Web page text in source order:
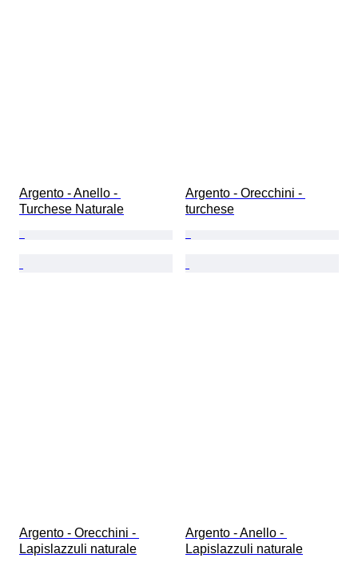
Argento - Anello -
Turchese Naturale
Argento - Orecchini -
turchese
Argento - Orecchini -
Lapislazzuli naturale
Argento - Anello -
Lapislazzuli naturale